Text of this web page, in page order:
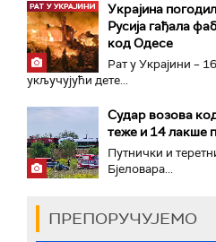
Украјина
Русија гађала
код Одесе
Рат у Украјини –
укључујући дете...
Судар возова
теже и 14 лакше
Путнички и
Бјеловара...
ПРЕПОРУЧУЈЕМО